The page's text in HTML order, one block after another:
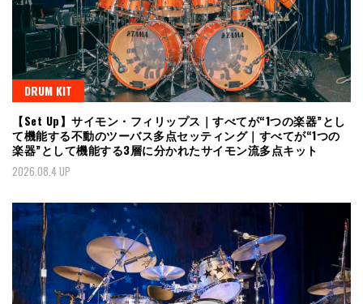
DRUM KIT
【Set Up】サイモン・フィリップス｜すべてが“1つの楽器”とし
て機能する不動のツーバス多点セッティング｜すべてが“1つの
楽器”として機能する3層に分かれたサイモン流多点キット
2026.08.4 UP